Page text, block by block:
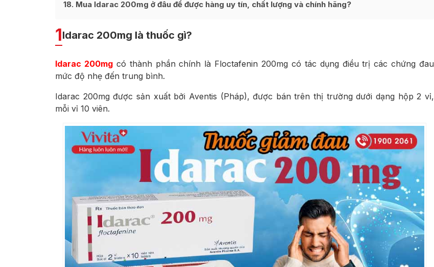
18 Mua Idarac 200mg ở đâu để được hàng uy tín, chất lượng và chính hãng?
1Idarac 200mg là thuốc gì?
Idarac 200mgcó thành phần chính là Floctafenin 200mg có tác dụng điều trị các chứng đau
mức độ nhẹ đến trung bình.
Idarac 200mg được sản xuất bởi Aventis (Pháp), được bán trên thị trường dưới dạng hộp 2 vỉ,
mỗi vỉ 10 viên.